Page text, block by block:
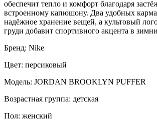
обеспечит тепло и комфорт благодаря
встроенному капюшону. Два удобных
надёжное хранение вещей, а культовый
груди добавит спортивного акцента в
Бренд: Nike
Цвет: персиковый
Модель: JORDAN BROOKLYN PUFFER
Возрастная группа: детская
Пол: женский